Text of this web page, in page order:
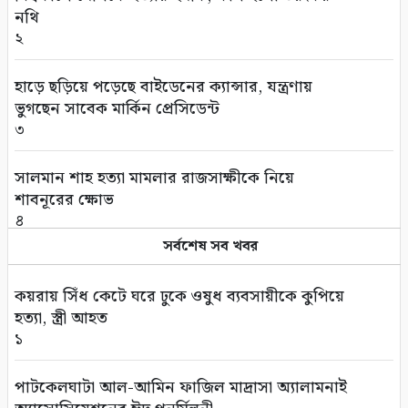
নথি
২
হাড়ে ছড়িয়ে পড়েছে বাইডেনের ক্যান্সার, যন্ত্রণায়
ভুগছেন সাবেক মার্কিন প্রেসিডেন্ট
৩
সালমান শাহ হত্যা মামলার রাজসাক্ষীকে নিয়ে
শাবনূরের ক্ষোভ
৪
বাংলাদেশ থেকে আনারস নেবে পাকিস্তান
৫
ইউএনওদের আরও মানবিক ও দায়িত্বশীল হওয়ার
আহ্বান প্রধানমন্ত্রীর
৬
সর্বশেষ সব খবর
কয়রায় সিঁধ কেটে ঘরে ঢুকে ওষুধ ব্যবসায়ীকে কুপিয়ে
হত্যা, স্ত্রী আহত
১
পাটকেলঘাটা আল-আমিন ফাজিল মাদ্রাসা অ্যালামনাই